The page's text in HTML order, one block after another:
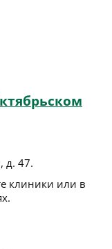
д. 47.
клиники или в